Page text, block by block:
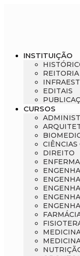
INSTITUIÇÃO
REITORIA
EDITAIS
CURSOS
CIÊNCIAS
DIREITO